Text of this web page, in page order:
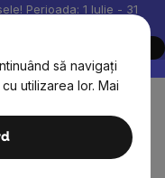
să navigați
utilizarea lor. Mai
Perioada: 1 Iulie - 31
Produsele noastre sunt
Coş
de